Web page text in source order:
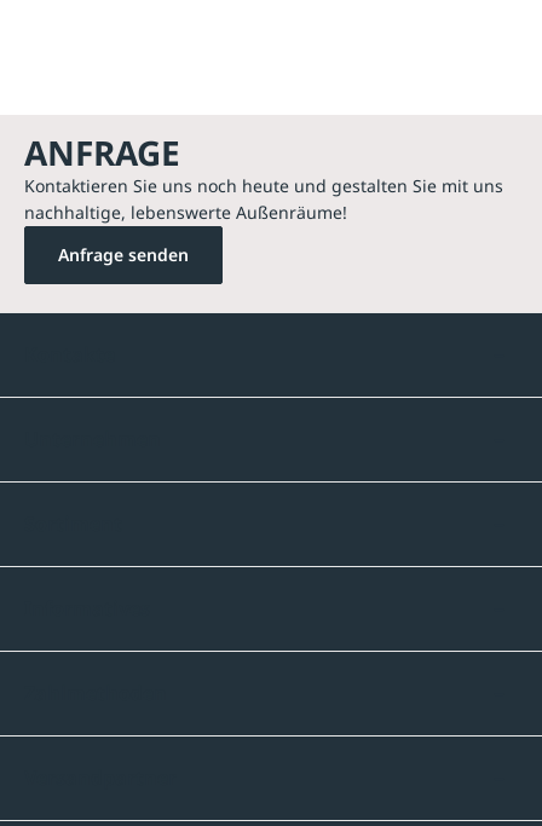
ANFRAGE
Kontaktieren Sie uns noch heute und gestalten Sie mit uns
nachhaltige, lebenswerte Außenräume!
Anfrage senden